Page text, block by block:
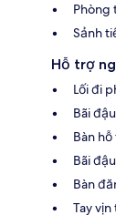
Phòng
Sảnh
Hỗ trợ
Lối đi
Bãi
Bàn
Bãi
Bàn
Tay